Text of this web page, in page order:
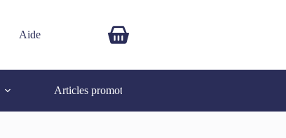
Aide
Articles promotionnels